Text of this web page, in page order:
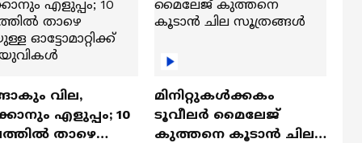
വില,
എളുപ്പം; 10
താഴെ
മിനിറ്റുകൾക്കകം
ടൂവീലർ മൈലേജ്
കുത്തനെ കൂടാൻ ചില